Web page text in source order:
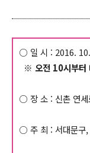
○ 일 시 : 2016.
※ 오전 10시부터
○ 장 소 : 신촌 연세
○ 주 최 : 서대문구,